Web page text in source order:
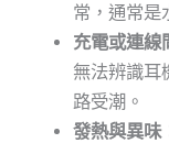
常，通常是
充電或連線
無法辨識耳
路受潮。
發熱與異味